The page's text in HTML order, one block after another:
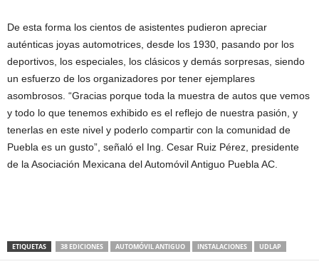
De esta forma los cientos de asistentes pudieron apreciar
auténticas joyas automotrices, desde los 1930, pasando por los
deportivos, los especiales, los clásicos y demás sorpresas, siendo
un esfuerzo de los organizadores por tener ejemplares
asombrosos. “Gracias porque toda la muestra de autos que vemos
y todo lo que tenemos exhibido es el reflejo de nuestra pasión, y
tenerlas en este nivel y poderlo compartir con la comunidad de
Puebla es un gusto”, señaló el Ing. Cesar Ruiz Pérez, presidente
de la Asociación Mexicana del Automóvil Antiguo Puebla AC.
ETIQUETAS 38 EDICIONES AUTOMÓVIL ANTIGUO INSTALACIONES UDLAP